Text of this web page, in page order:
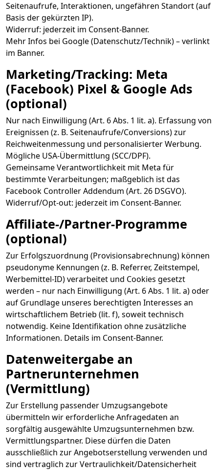
Seitenaufrufe, Interaktionen, ungefähren Standort (auf
Basis der gekürzten IP).
Widerruf: jederzeit im Consent-Banner.
Mehr Infos bei Google (Datenschutz/Technik) – verlinkt
im Banner.
Marketing/Tracking: Meta
(Facebook) Pixel & Google Ads
(optional)
Nur nach Einwilligung (Art. 6 Abs. 1 lit. a). Erfassung von
Ereignissen (z. B. Seitenaufrufe/Conversions) zur
Reichweitenmessung und personalisierter Werbung.
Mögliche USA-Übermittlung (SCC/DPF).
Gemeinsame Verantwortlichkeit mit Meta für
bestimmte Verarbeitungen; maßgeblich ist das
Facebook Controller Addendum (Art. 26 DSGVO).
Widerruf/Opt-out: jederzeit im Consent-Banner.
Affiliate-/Partner-Programme
(optional)
Zur Erfolgszuordnung (Provisionsabrechnung) können
pseudonyme Kennungen (z. B. Referrer, Zeitstempel,
Werbemittel-ID) verarbeitet und Cookies gesetzt
werden – nur nach Einwilligung (Art. 6 Abs. 1 lit. a) oder
auf Grundlage unseres berechtigten Interesses an
wirtschaftlichem Betrieb (lit. f), soweit technisch
notwendig. Keine Identifikation ohne zusätzliche
Informationen. Details im Consent-Banner.
Datenweitergabe an
Partnerunternehmen
(Vermittlung)
Zur Erstellung passender Umzugsangebote
übermitteln wir erforderliche Anfragedaten an
sorgfältig ausgewählte Umzugsunternehmen bzw.
Vermittlungspartner. Diese dürfen die Daten
ausschließlich zur Angebotserstellung verwenden und
sind vertraglich zur Vertraulichkeit/Datensicherheit